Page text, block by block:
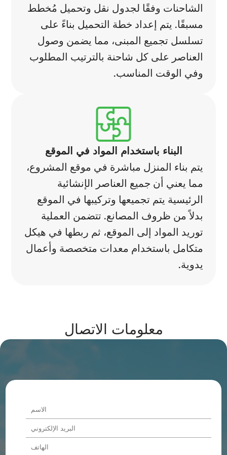
الشاحنات وفقًا لجدول نقل وتحميل مُخطط
مسبقًا. يتم إعداد خطة التحميل بناءً على
تسلسل تجميع المبنى، مما يضمن وصول
العناصر على كل شاحنة بالترتيب المطلوب
وفي الوقت المناسب.
البناء باستخدام المواد في الموقع
يتم بناء المنزل مباشرة في موقع المشروع،
مما يعني أن جميع العناصر الإنشائية
الرئيسية يتم تجميعها وتركيبها في الموقع
بدلاً من ظروف المصانع. تتضمن العملية
توريد المواد إلى الموقع، ثم ربطها في هيكل
متكامل باستخدام معدات متخصصة وأعمال
يدوية.
معلومات الاتصال